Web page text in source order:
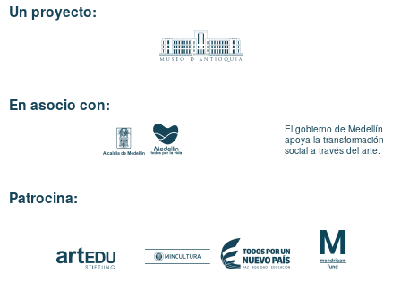
Un proyecto:
En asocio con:
El gobierno de Medellín
apoya la transformación
social a través del arte.
Patrocina: